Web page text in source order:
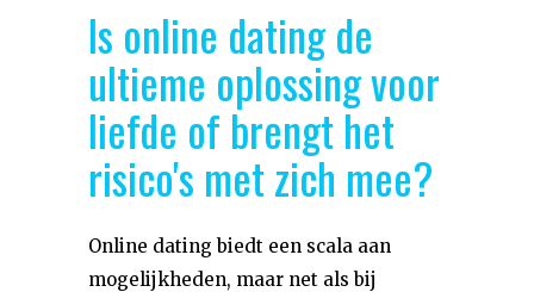
Is online dating de
ultieme oplossing voor
liefde of brengt het
risico's met zich mee?
Online dating biedt een scala aan
mogelijkheden, maar net als bij